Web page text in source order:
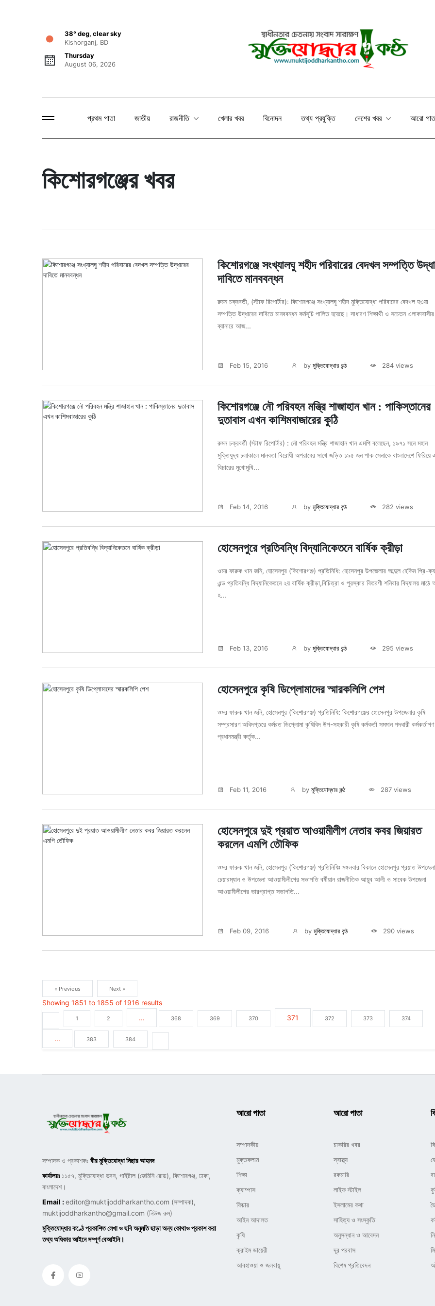
38° deg, clear sky
Kishorganj, BD
Thursday
August 06, 2026
প্রথম পাতা জাতীয় রাজনীতি খেলার খবর বিনোদন তথ্য প্রযুক্তি দেশের খবর আরো
কিশোরগঞ্জের খবর
কিশোরগঞ্জে সংখ্যালঘু শহীদ পরিবারের বেদখল সম্পত্তি
দাবিতে মানববন্ধন
রুমন চক্রবর্তী, (স্টাফ রিপোর্টার): কিশোরগঞ্জে সংখ্যালঘু শহীদ মুক্তিযোদ্ধা পরিবারের বেদখল হওয়া
সম্পত্তি উদ্ধারের দাবিতে মানববন্ধন কর্মসূচি পালিত হয়েছে। সাধারণ শিক্ষার্থী ও সচেতন এলাকাবাসীর
ব্যানারে আজ...
Feb 15, 2016 byমুক্তিযোদ্ধার কন্ঠ 284 views
কিশোরগঞ্জে নৌ পরিবহন মন্ত্রি শাজাহান খান : পাকিস্তানের
দুতাবাস এখন কাশিমবাজারের কুঠি
রুমন চক্রবর্তী (স্টাফ রিপোর্টার) : নৌ পরিবহন মন্ত্রি শাজাহান খান এমপি বলেছেন, ১৯৭১ সনে মহান
মুক্তিযুদ্ধ চলাকালে মানবতা বিরোধী অপরাধের সাথে জড়িত ১৯৫ জন পাক সেনাকে বাংলাদেশে ফিরিয়ে
বিচারের মুখোমুখি...
Feb 14, 2016 byমুক্তিযোদ্ধার কন্ঠ 282 views
হোসেনপুরে প্রতিবন্ধি বিদ্যানিকেতনে বার্ষিক ক্রীড়া
ওমর ফারুক খান জনি, হোসেনপুর (কিশোরগঞ্জ) প্রতিনিধি: হোসেনপুর উপজেলার আব্দুল হেকিম প্রি-
এন্ড প্রতিবন্ধি বিদ্যানিকেতনে ২য় বার্ষিক ক্রীড়া,বিচিত্রা ও পুরস্কার বিতরণী শনিবার বিদ্যালয় মাঠে
হ...
Feb 13, 2016 byমুক্তিযোদ্ধার কন্ঠ 295 views
হোসেনপুরে কৃষি ডিপ্লোমাদের স্মারকলিপি পেশ
ওমর ফারুক খান জনি, হোসেনপুর (কিশোরগঞ্জ) প্রতিনিধি: কিশোরগঞ্জের হোসেনপুর উপজেলার কৃষি
সম্প্রসারণ অধিদপ্তরে কর্মরত ডিপ্লোমা কৃষিবিদ উপ-সহকারী কৃষি কর্মকর্তা সমমান পদধারী কর্মকর্তাগণ
প্রধানমন্ত্রী কর্তৃক...
Feb 11, 2016 byমুক্তিযোদ্ধার কন্ঠ 287 views
হোসেনপুরে দুই প্রয়াত আওয়ামীলীগ নেতার কবর জিয়ারত
করলেন এমপি তৌফিক
ওমর ফারুক খান জনি, হোসেনপুর (কিশোরগঞ্জ) প্রতিনিধিঃ মঙ্গলবার বিকালে হোসেনপুর প্রয়াত উপজেলা
চেয়ারম্যান ও উপজেলা আওয়ামীলীগের সভাপতি বর্ষীয়ান রাজনীতিক আয়ুব আলী ও সাবেক উপজেলা
আওয়ামীলীগের ভারপ্রাপ্ত সভাপতি...
Feb 09, 2016 byমুক্তিযোদ্ধার কন্ঠ 290 views
« Previous Next »
Showing 1851 to 1855 of 1916 results
1 2 ... 368 369 370 371 372 373 374
... 383 384
সম্পাদক ও প্রকাশকঃ বীর মুক্তিযোদ্ধা নিছার আহমদ
কার্যালয়ঃ ১১৫৭, মুক্তিযোদ্ধা ভবন, গাইটাল (জেমিনি রোড), কিশোরগঞ্জ, ঢাকা,
বাংলাদেশ।
Email :editor@muktijoddharkantho.com (সম্পাদক),
muktijoddharkantho@gmail.com (নিউজ রুম)
মুক্তিযোদ্ধার কণ্ঠে প্রকাশিত লেখা ও ছবি অনুমতি ছাড়া অন্য কোথাও প্রকাশ করা
তথ্য অধিকার আইনে সম্পূর্ণ বেআইনি।
আরো পাতা
সম্পাদকীয়
মুক্তকলাম
শিক্ষা
ক্যাম্পাস
ফিচার
আইন আদালত
কৃষি
ক্রাইম ডায়েরী
আবহাওয়া ও জলবায়ূ
আরো পাতা
চাকরির খবর
স্বাস্থ্য
রকমারি
লাইফ স্টাইল
ইসলামের কথা
সাহিত্য ও সংস্কৃতি
অনুসন্ধান ও আবেদন
দূর পরবাস
বিশেষ প্রতিবেদন